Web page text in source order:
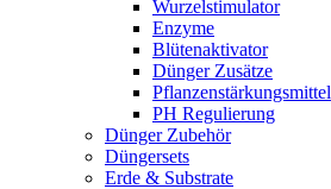
Wurzelstimulator
Enzyme
Blütenaktivator
Dünger Zusätze
Pflanzenstärkungsmittel
PH Regulierung
Dünger Zubehör
Düngersets
Erde & Substrate